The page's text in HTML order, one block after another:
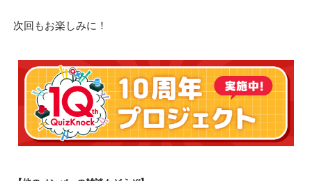
次回もお楽しみに！